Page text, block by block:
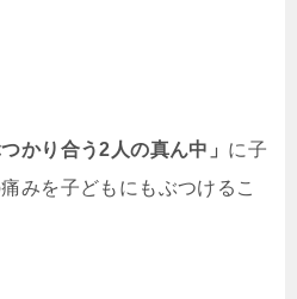
かり合う2人の真ん中」 に子
みを子どもにもぶつけるこ